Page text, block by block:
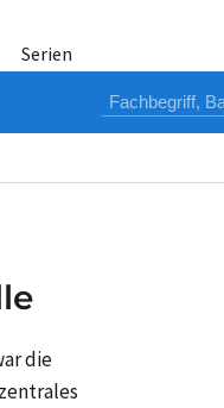
Serien
die